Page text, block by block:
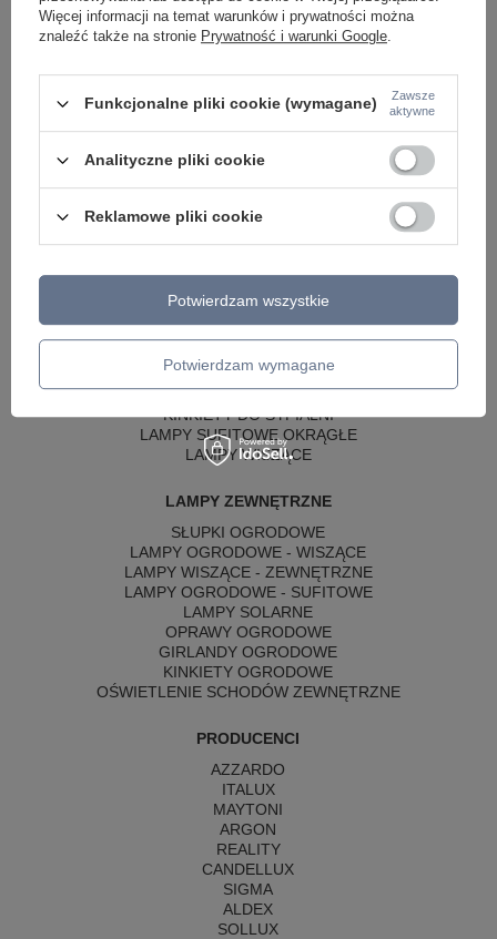
KINKIETY NAD LUSTRO
ŻYRANDOLE
LAMPY WISZĄCE CZARNE
LAMPY WISZĄCE - OKRĘGI
KINKIETY DO SYPIALNI
LAMPY SUFITOWE OKRĄGŁE
LAMPY WISZĄCE
LAMPY ZEWNĘTRZNE
SŁUPKI OGRODOWE
LAMPY OGRODOWE - WISZĄCE
LAMPY WISZĄCE - ZEWNĘTRZNE
LAMPY OGRODOWE - SUFITOWE
LAMPY SOLARNE
OPRAWY OGRODOWE
GIRLANDY OGRODOWE
KINKIETY OGRODOWE
OŚWIETLENIE SCHODÓW ZEWNĘTRZNE
PRODUCENCI
AZZARDO
ITALUX
MAYTONI
ARGON
REALITY
CANDELLUX
SIGMA
ALDEX
SOLLUX
Więcej informacji na temat warunków i prywatności można
znaleźć także na stronie Prywatność i warunki Google.
Funkcjonalne pliki cookie (wymagane)
Zawsze
aktywne
Analityczne pliki cookie
Reklamowe pliki cookie
Potwierdzam wymagane
Potwierdzam wszystkie